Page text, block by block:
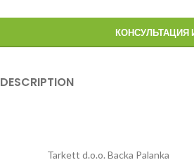
КОНСУЛЬТАЦИЯ
DESCRIPTION
Tarkett d.o.o. Backa Palanka